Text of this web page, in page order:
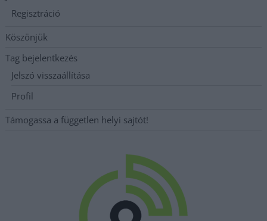
Regisztráció
Köszönjük
Tag bejelentkezés
Jelszó visszaállítása
Profil
Támogassa a független helyi sajtót!